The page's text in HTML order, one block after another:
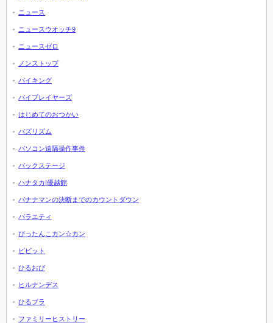
ニュース
ニュースウオッチ9
ニュースゼロ
ノンストップ
バイキング
バイプレイヤーズ
はじめてのおつかい
バズリズム
パソコン遠隔操作事件
バックステージ
ハナタカ!優越館
バナナマンの決断までのカウントダウン
バラエティ
ぴったんこカン☆カン
ビビット
ひるおび
ヒルナンデス
ひるブラ
ファミリーヒストリー